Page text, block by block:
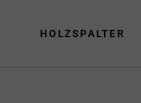
HOLZSPALTER